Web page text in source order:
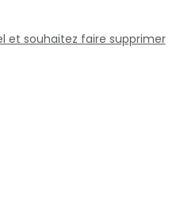
et souhaitez faire supprimer